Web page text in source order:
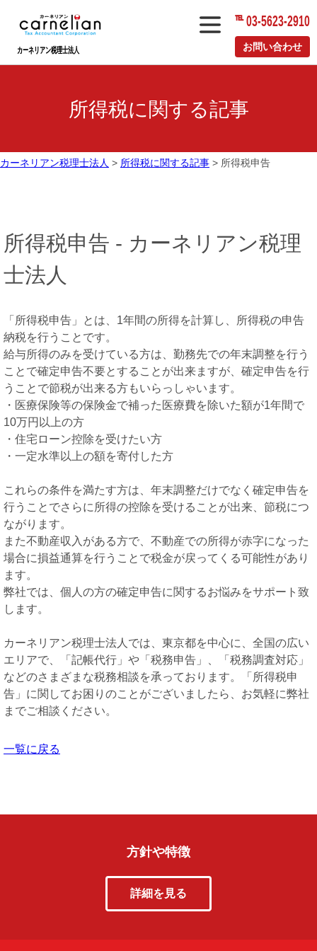
カーネリアン税理士法人
メ
ニ
ュ
℡ 03-5623-2910
お問い合わせ
所得税に関する記事
カーネリアン税理士法人 > 所得税に関する記事 > 所得税申告
所得税申告 - カーネリアン税理
士法人
「所得税申告」とは、1年間の所得を計算し、所得税の申告
納税を行うことです。
給与所得のみを受けている方は、勤務先での年末調整を行う
ことで確定申告不要とすることが出来ますが、確定申告を行
うことで節税が出来る方もいらっしゃいます。
・医療保険等の保険金で補った医療費を除いた額が1年間で
10万円以上の方
・住宅ローン控除を受けたい方
・一定水準以上の額を寄付した方
これらの条件を満たす方は、年末調整だけでなく確定申告を
行うことでさらに所得の控除を受けることが出来、節税につ
ながります。
また不動産収入がある方で、不動産での所得が赤字になった
場合に損益通算を行うことで税金が戻ってくる可能性があり
ます。
弊社では、個人の方の確定申告に関するお悩みをサポート致
します。
カーネリアン税理士法人では、東京都を中心に、全国の広い
エリアで、「記帳代行」や「税務申告」、「税務調査対応」
などのさまざまな税務相談を承っております。「所得税申
告」に関してお困りのことがございましたら、お気軽に弊社
までご相談ください。
一覧に戻る
方針や特徴
詳細を見る